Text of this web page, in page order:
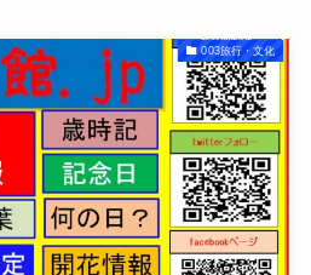
003旅行・文化